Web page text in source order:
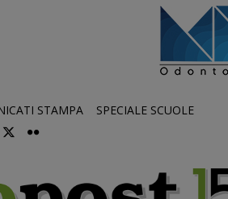
STAMPA SPECIALE SCUOLE